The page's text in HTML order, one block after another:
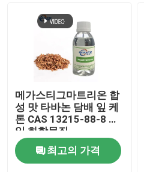
동결 건조 분말
유기유
자연적 인 체중 감량 재료
천연 색소
메가스티그마트리온 합
성 맛 타바논 담배 잎 케
톤 CAS 13215-88-8 매
일 화학물질
최고의 가격